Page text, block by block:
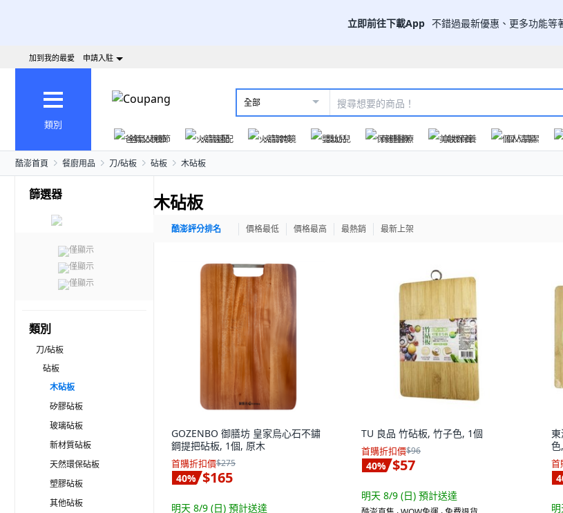
立即前往下載App 不錯過最新優惠、更多功能等
加到我的最愛 申請入駐
類別
全部
爸氣父親節
火箭速配 火箭跨境 嬰幼兒 保健醫療 美妝保養 個人清潔
酷澎首頁 餐廚用品 刀/砧板 砧板 木砧板
篩選器
僅顯示
僅顯示
僅顯示
類別
刀/砧板
砧板
木砧板
矽膠砧板
玻璃砧板
新材質砧板
天然環保砧板
塑膠砧板
其他砧板
木砧板
酷澎評分排名 價格最低 價格最高 最熱銷 最新上架
GOZENBO 御膳坊 皇家烏心石不鏽
鋼提把砧板, 1個, 原木
首購折扣價$275
40% $165
明天 8/9 (日) 預計送達
TU 良品 竹砧板, 竹子色, 1個
首購折扣價$96
40% $57
明天 8/9 (日) 預計送達
色
首